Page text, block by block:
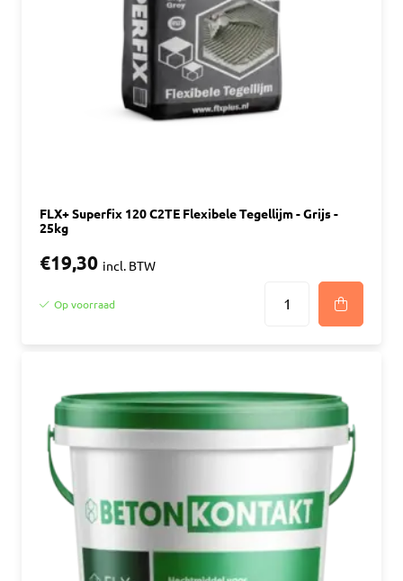
FLX+ Superfix 120 C2TE Flexibele Tegellijm - Grijs -
25kg
€19,30 incl. BTW
Op voorraad